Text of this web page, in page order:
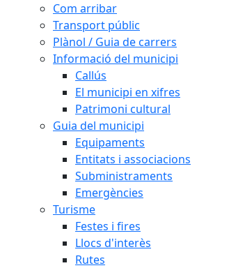
Com arribar
Transport públic
Plànol / Guia de carrers
Informació del municipi
Callús
El municipi en xifres
Patrimoni cultural
Guia del municipi
Equipaments
Entitats i associacions
Subministraments
Emergències
Turisme
Festes i fires
Llocs d'interès
Rutes